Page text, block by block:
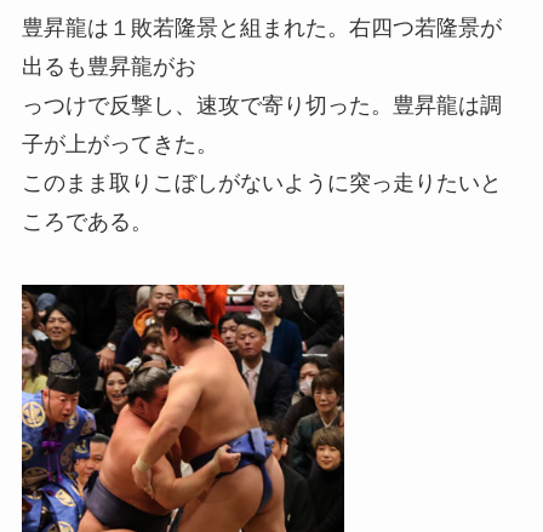
豊昇龍は１敗若隆景と組まれた。右四つ若隆景が
出るも豊昇龍がお
っつけで反撃し、速攻で寄り切った。豊昇龍は調
子が上がってきた。
このまま取りこぼしがないように突っ走りたいと
ころである。